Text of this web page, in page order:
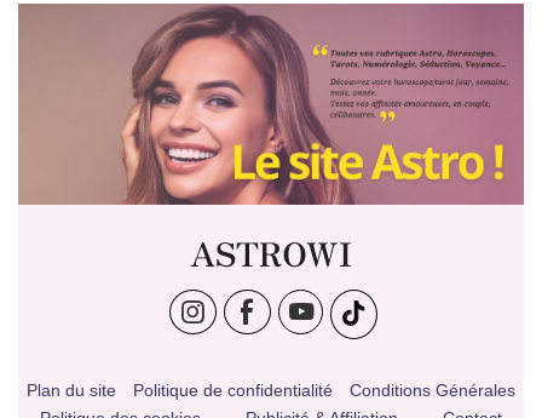
ASTROWI
Plan du site Politique de confidentialité
Conditions Générales